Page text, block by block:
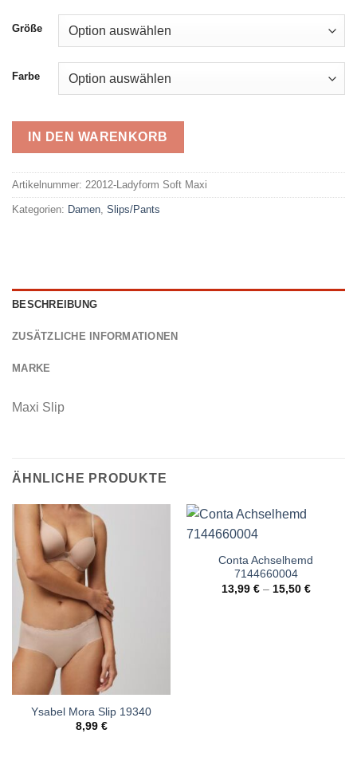
Größe
Farbe
IN DEN WARENKORB
Artikelnummer: 22012-Ladyform Soft Maxi
Kategorien: Damen, Slips/Pants
BESCHREIBUNG
ZUSÄTZLICHE INFORMATIONEN
MARKE
Maxi Slip
ÄHNLICHE PRODUKTE
Ysabel Mora Slip 19340
8,99 €
Conta Achselhemd
7144660004
13,99 €– 15,50 €